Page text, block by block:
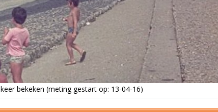
keer bekeken (meting gestart op: 13-04-16)